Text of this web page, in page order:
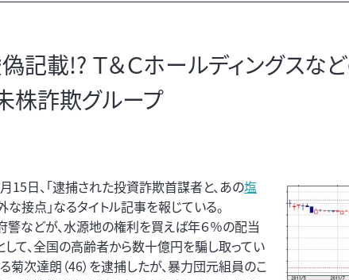
記載!? Ｔ＆Ｃホールディングスな
株詐欺グループ
日、「逮捕された投資詐欺首謀者と、あの塩
な接点」なるタイトル記事を報じている。
警などが、水源地の権利を買えば年６％の配当
て、全国の高齢者から数十億円を騙し取ってい
次達朗（46）を逮捕したが、暴力団元組員のこ